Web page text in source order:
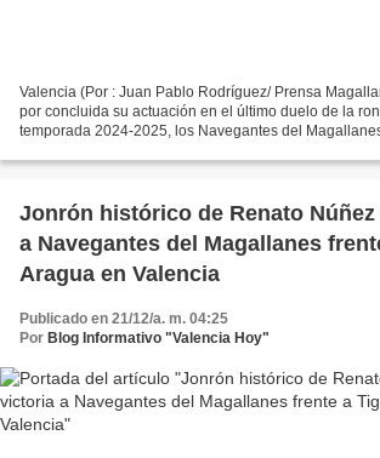
Valencia (Por : Juan Pablo Rodríguez/ Prensa
por concluida su actuación en el último duelo de la
temporada 2024-2025, los Navegantes del
Jonrón histórico de Renato
a Navegantes del Magallanes
Aragua en Valencia
Publicado en 21/12/a. m. 04:25
Por Blog Informativo "Valencia Hoy"